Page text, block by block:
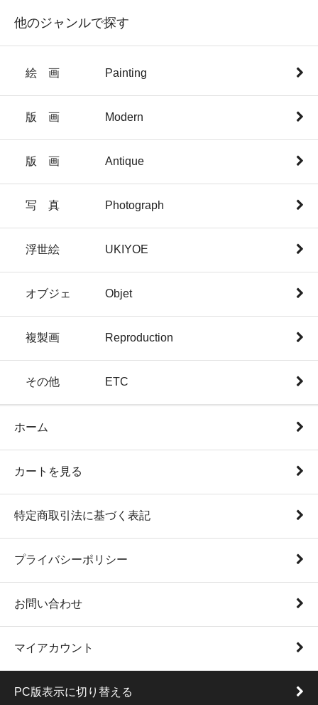
他のジャンルで探す
絵 画 Painting
版 画 Modern
版 画 Antique
写 真 Photograph
浮世絵 UKIYOE
オブジェ Objet
複製画 Reproduction
その他 ETC
ホーム
カートを見る
特定商取引法に基づく表記
プライバシーポリシー
お問い合わせ
マイアカウント
PC版表示に切り替える